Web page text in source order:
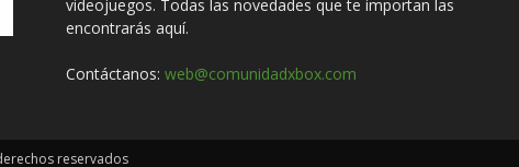
videojuegos. Todas las novedades que te importan las
encontrarás aquí.
Contáctanos: web@comunidadxbox.com
reservados